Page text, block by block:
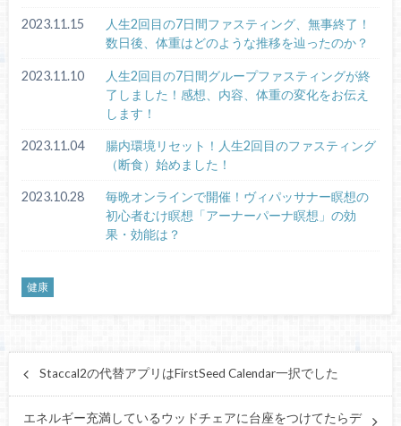
2023.11.15
人生2回目の7日間ファスティング、無事終了！
数日後、体重はどのような推移を辿ったのか？
2023.11.10
人生2回目の7日間グループファスティングが終
了しました！感想、内容、体重の変化をお伝え
します！
2023.11.04
腸内環境リセット！人生2回目のファスティング
（断食）始めました！
2023.10.28
毎晩オンラインで開催！ヴィパッサナー瞑想の
初心者むけ瞑想「アーナーパーナ瞑想」の効
果・効能は？
健康
Staccal2の代替アプリはFirstSeed Calendar一択でした
エネルギー充満しているウッドチェアに台座をつけてたらデ